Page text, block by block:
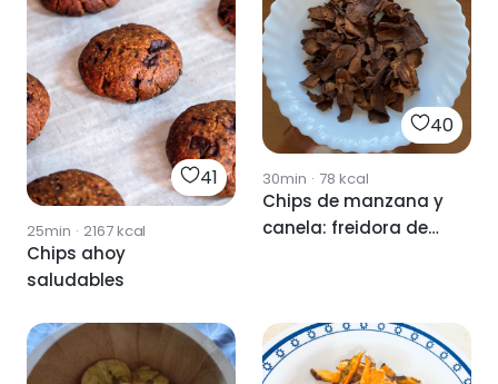
41
25min · 2167kcal
Chips ahoy
saludables
40
30min · 78 kcal
Chips de manzana y
canela: freidora de